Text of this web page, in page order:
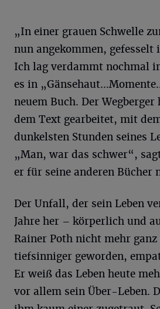
„In einer grauen Schwelle
nun angekommen, gefesselt
Ich lag verdammt nochmal
es in
neuem Buch. Der
dem Text gearbeitet, mit
dunkelsten Stunden seines
„Man, war das schwer“,
er für seine anderen Bücher
Der Unfall, der sein Leben
Jahre her – körperlich und
Rainer Poth nicht mehr
tiefsinniger geworden,
Er weiß das Leben heute
vor allem sein Über-Leben.